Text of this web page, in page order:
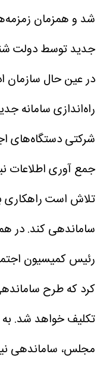
شد و همزمان
جدید توسط دولت
در عین حال سازمان
راه‌اندازی سامانه‌
شرکتی دستگاه‌های
جمع آوری اطلاعات
تلاش است راهکاری
ساماندهی کند.در
رئیس کمیسیون
کرد که طرح
تکلیف خواهد شد.
مجلس، ساماندهی